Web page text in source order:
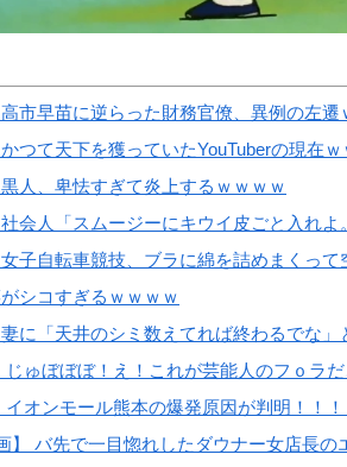
高市早苗に逆らった財務官僚、異例の左
かつて天下を獲っていたYouTuberの現在
黒人、卑怯すぎて炎上するｗｗｗｗ
社会人「スムージーにキウイ皮ごと入れ
女子自転車競技、ブラに綿を詰めまくっ
シコすぎるｗｗｗｗ
に「天井のシミ数えてれば終わるでな
じゅぼぼぼ！え！これが芸能人のフｏラ
イオンモール熊本の爆発原因が判明！！
】 バ先で一目惚れしたダウナー女店長